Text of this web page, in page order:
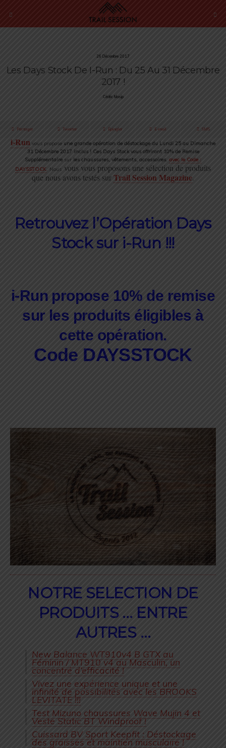
26 Décembre 2017
Les Days Stock De I-Run : Du 25 Au 31 Décembre
2017 !
Cédric Masip
Partager Tweeter Épingler E-mail SMS
i-Run vous propose une grande opération de déstockage du Lundi 25 au Dimanche
31 Décembre 2017 inclus ! Ces Days Stock vous offriront 10% de Remise
Supplémentaire sur les chaussures, vêtements, accessoires avec le Code :
DAYSSTOCK. Nous vous vous proposons une sélection de produits
que nous avons testés surTrail Session Magazine.
Retrouvez l’Opération Days
Stock sur i-Run !!!
i-Run propose 10% de remise
sur les produits éligibles à
cette opération.
Code DAYSSTOCK
NOTRE SELECTION DE
PRODUITS … ENTRE
AUTRES …
New Balance WT910v4 B GTX au
Féminin / MT910 v4 au Masculin, un
concentré d’efficacité !
Vivez une expérience unique et une
infinité de possibilités avec les BROOKS
LEVITATE !!!
Test Mizuno chaussures Wave Mujin 4 et
Veste Static BT Windproof !
Cuissard BV Sport Keepfit : Déstockage
des graisses et maintien musculaire !